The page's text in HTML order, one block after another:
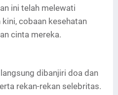
ini telah melewati
cobaan kesehatan
cinta mereka.
dibanjiri doa dan
rekan-rekan selebritas.